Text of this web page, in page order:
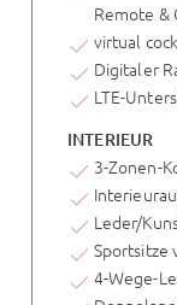
Remote &
virtual
Digitaler
LTE-
INTERIEUR
3-Zonen-
Leder/
Sportsitze
4-Wege-